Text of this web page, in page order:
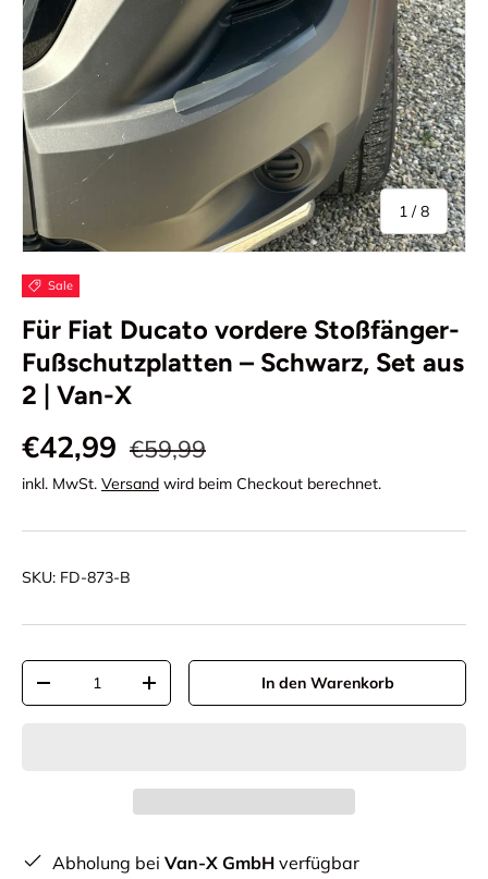
1 /von
8
Sale
Für Fiat Ducato vordere Stoßfänger-
Fußschutzplatten – Schwarz, Set aus
2 | Van-X
€42,99 €59,99
inkl. MwSt. Versand wird beim Checkout berechnet.
SKU: FD-873-B
Anzahl
+ In den Warenkorb
Abholung bei Van-X GmbH verfügbar